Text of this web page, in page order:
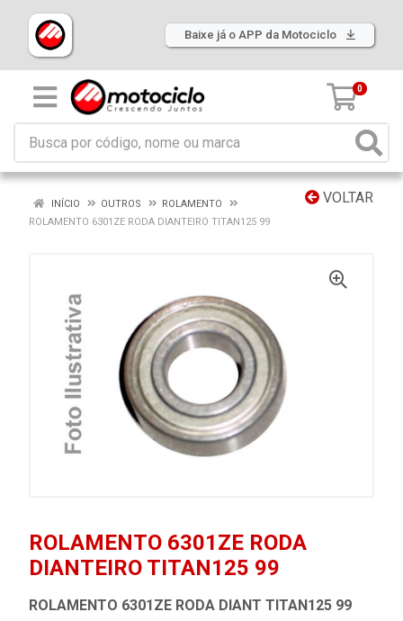
Baixe já o APP da Motociclo
0
VOLTAR
INÍCIO OUTROS
ROLAMENTO
ROLAMENTO 6301ZE RODA DIANTEIRO TITAN125 99
ROLAMENTO 6301ZE RODA
DIANTEIRO TITAN125 99
ROLAMENTO 6301ZE RODA DIANT TITAN125 99